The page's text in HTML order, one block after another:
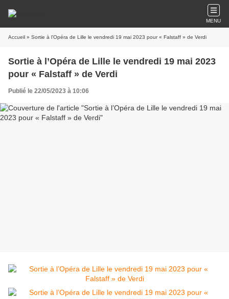
MENU
Accueil » Sortie à l’Opéra de Lille le vendredi 19 mai 2023 pour « Falstaff » de Verdi
Sortie à l’Opéra de Lille le vendredi 19 mai 2023
pour « Falstaff » de Verdi
Publié le 22/05/2023 à 10:06